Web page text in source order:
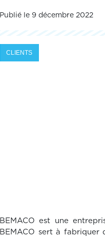
Publié le 9 décembre 2022
CLIENTS
BEMACO est une
BEMACO sert à